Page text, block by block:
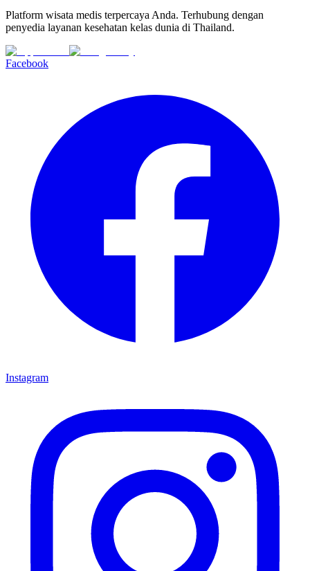
Platform wisata medis terpercaya Anda. Terhubung dengan
penyedia layanan kesehatan kelas dunia di Thailand.
Facebook
Instagram